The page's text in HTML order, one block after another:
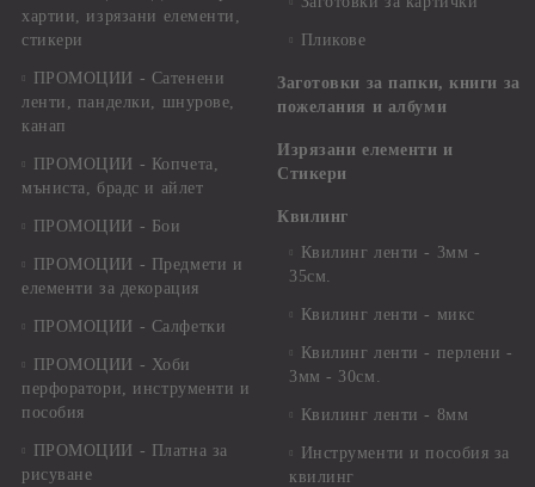
хартии, изрязани елементи,
стикери
ПРОМОЦИИ - Сатенени
ленти, панделки, шнурове,
канап
ПРОМОЦИИ - Копчета,
мъниста, брадс и айлет
ПРОМОЦИИ - Бои
ПРОМОЦИИ - Предмети и
елементи за декорация
ПРОМОЦИИ - Салфетки
ПРОМОЦИИ - Хоби
перфоратори, инструменти и
пособия
ПРОМОЦИИ - Платна за
рисуване
Пликове
Заготовки за папки, книги за
пожелания и албуми
Изрязани елементи и
Стикери
Квилинг
Квилинг ленти - 3мм -
35см.
Квилинг ленти - микс
Квилинг ленти - перлени -
3мм - 30см.
Квилинг ленти - 8мм
Инструменти и пособия за
квилинг